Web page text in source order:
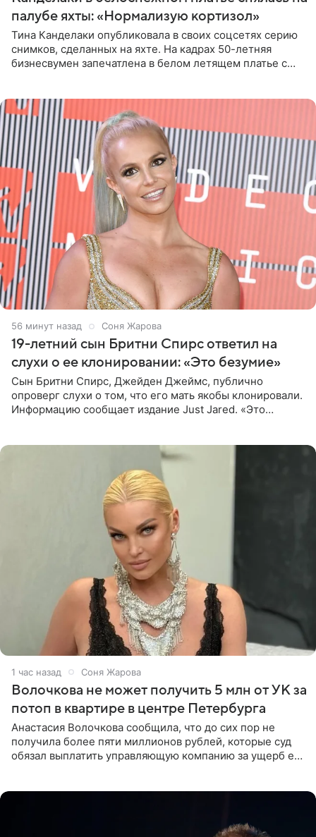
палубе яхты: «Нормализую кортизол»
Тина Канделаки опубликовала в своих соцсетях серию
снимков, сделанных на яхте. На кадрах 50-летняя
бизнесвумен запечатлена в белом летящем платье с
57 минут назад Соня Жарова
19-летний сын Бритни Спирс ответил на
слухи о ее клонировании: «Это безумие»
Сын Бритни Спирс, Джейден Джеймс, публично
опроверг слухи о том, что его мать якобы клонировали.
Информацию сообщает издание Just Jared. «Это
1 час назад Соня Жарова
Волочкова не может получить 5 млн от УК за
потоп в квартире в центре Петербурга
Анастасия Волочкова сообщила, что до сих пор не
получила более пяти миллионов рублей, которые суд
обязал выплатить управляющую компанию за ущерб ее